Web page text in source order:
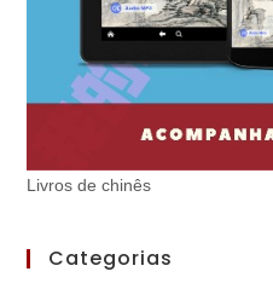
Livros de chinês
Categorias